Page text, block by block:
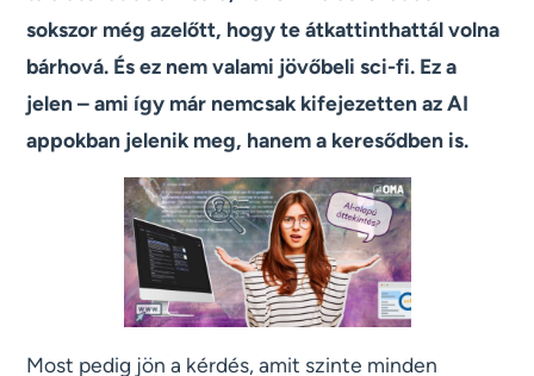
sokszor még azelőtt, hogy te átkattinthattál volna
bárhová. És ez nem valami jövőbeli sci-fi. Ez a
jelen – ami így már nemcsak kifejezetten az AI
appokban jelenik meg, hanem a keresődben is.
Most pedig jön a kérdés, amit szinte minden